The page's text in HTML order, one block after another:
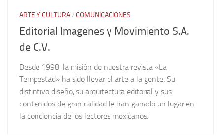
ARTE Y CULTURA/ COMUNICACIONES
Editorial Imagenes y Movimiento S.A.
de C.V.
Desde 1998, la misión de nuestra revista «La
Tempestad» ha sido llevar el arte a la gente. Su
distintivo diseño, su arquitectura editorial y sus
contenidos de gran calidad le han ganado un lugar en
la conciencia de los lectores mexicanos.